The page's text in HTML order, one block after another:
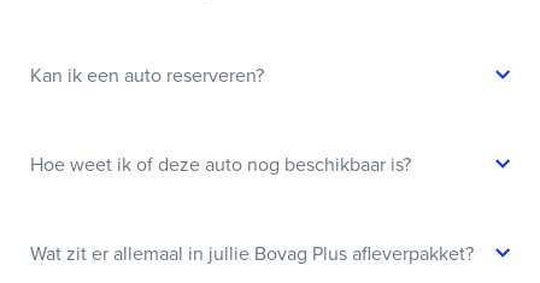
Kan ik een auto reserveren?
Hoe weet ik of deze auto nog beschikbaar is?
Wat zit er allemaal in jullie Bovag Plus afleverpakket?